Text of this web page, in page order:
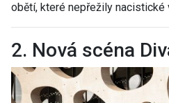
obětí, které nepřežily nacistické
2. Nová scéna